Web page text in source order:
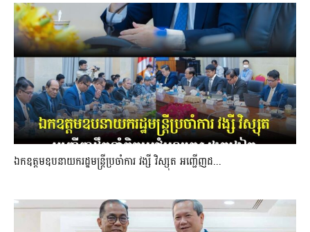
ឯកឧត្តមឧបនាយករដ្ឋមន្រ្តីប្រចាំការ វង្សី វិស្សុត អញ្ជើញដ...